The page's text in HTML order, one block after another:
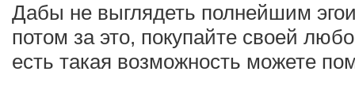
Дабы не выглядеть полнейшим
потом за это, покупайте своей
есть такая возможность можете